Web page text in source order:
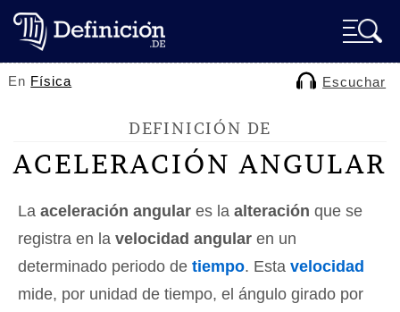
En Física Escuchar
DEFINICIÓN DE
ACELERACIÓN ANGULAR
La aceleración angular es la alteración que se
registra en la velocidad angular en un
determinado periodo de tiempo. Esta velocidad
mide, por unidad de tiempo, el ángulo girado por